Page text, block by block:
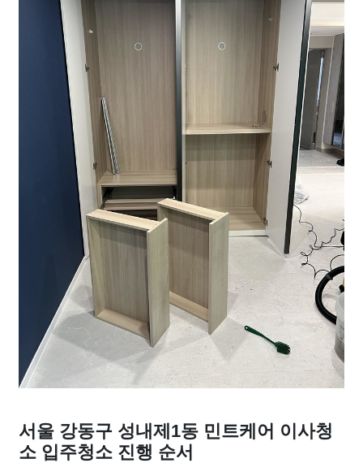
서울 강동구 성내제1동 민트케어 이사청
소 입주청소 진행 순서